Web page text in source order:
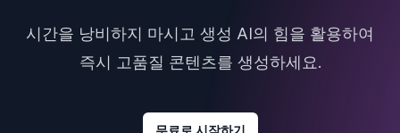
시간을 낭비하지 마시고 생성 AI의 힘을 활용하여
즉시 고품질 콘텐츠를 생성하세요.